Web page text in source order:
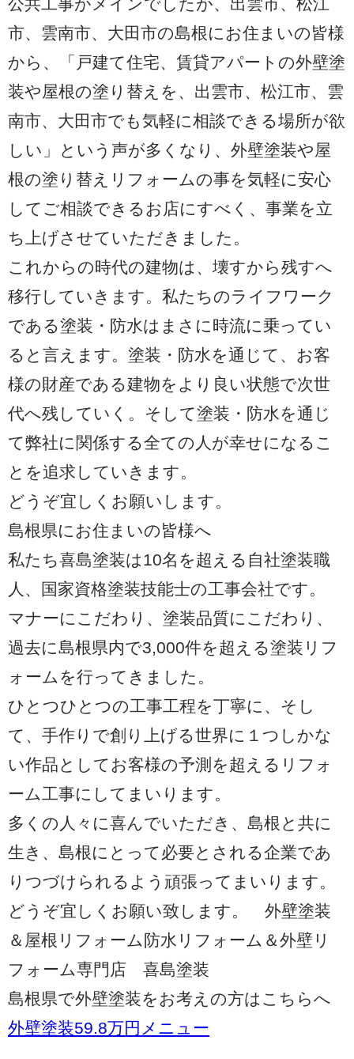
市、雲南市、大田市の島根にお住まいの皆様
から、「戸建て住宅、賃貸アパートの外壁塗
装や屋根の塗り替えを、出雲市、松江市、雲
南市、大田市でも気軽に相談できる場所が欲
しい」という声が多くなり、外壁塗装や屋
根の塗り替えリフォームの事を気軽に安心
してご相談できるお店にすべく、事業を立
ち上げさせていただきました。
これからの時代の建物は、壊すから残すへ
移行していきます。私たちのライフワーク
である塗装・防水はまさに時流に乗ってい
ると言えます。塗装・防水を通じて、お客
様の財産である建物をより良い状態で次世
代へ残していく。そして塗装・防水を通じ
て弊社に関係する全ての人が幸せになるこ
とを追求していきます。
どうぞ宜しくお願いします。
島根県にお住まいの皆様へ
私たち喜島塗装は10名を超える自社塗装職
人、国家資格塗装技能士の工事会社です。
マナーにこだわり、塗装品質にこだわり、
過去に島根県内で3,000件を超える塗装リフ
ォームを行ってきました。
ひとつひとつの工事工程を丁寧に、そし
て、手作りで創り上げる世界に１つしかな
い作品としてお客様の予測を超えるリフォ
ーム工事にしてまいります。
多くの人々に喜んでいただき、島根と共に
生き、島根にとって必要とされる企業であ
りつづけられるよう頑張ってまいります。
どうぞ宜しくお願い致します。 外壁塗装
＆屋根リフォーム防水リフォーム＆外壁リ
フォーム専門店 喜島塗装
島根県で外壁塗装をお考えの方はこちらへ
外壁塗装59.8万円メニュー